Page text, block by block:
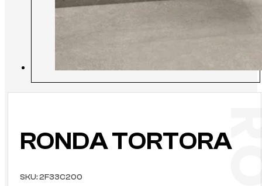
RONDA TORTORA
SKU: 2F33C200